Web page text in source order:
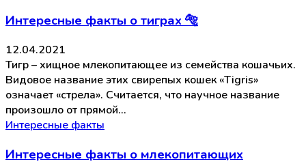
Интересные факты о тиграх 🐅
12.04.2021
Тигр – хищное млекопитающее из семейства кошачьих.
Видовое название этих свирепых кошек «Tigris»
означает «стрела». Считается, что научное название
произошло от прямой…
Интересные факты
Интересные факты о млекопитающих